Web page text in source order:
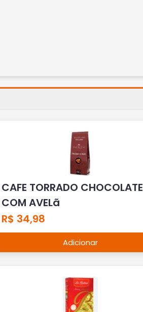
CAFE TORRADO CHOCOLATE
COM AVELã
R$ 34,98
Adicionar